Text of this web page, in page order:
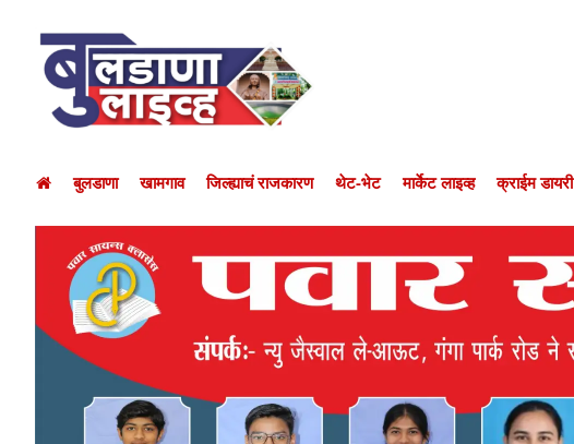
बुलडाणा खामगाव जिल्ह्याचं राजकारण थेट-भेट मार्केट लाइव्ह क्राईम डायरी